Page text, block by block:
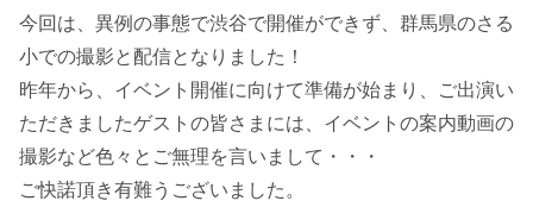
今回は、異例の事態で渋谷で開催ができず、群馬県のさる
小での撮影と配信となりました！
昨年から、イベント開催に向けて準備が始まり、ご出演い
ただきましたゲストの皆さまには、イベントの案内動画の
撮影など色々とご無理を言いまして・・・
ご快諾頂き有難うございました。